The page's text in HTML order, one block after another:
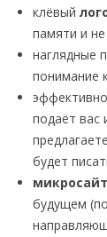
клёвый
памяти и
наглядные
понимание
подаёт вас
будет
микросайт
будущем